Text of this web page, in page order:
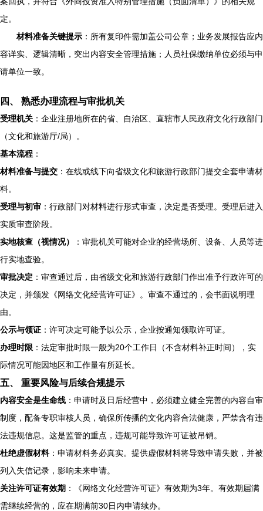
定。
材料准备关键提示 ：所有复印件需加盖公司公章；业务发展报告应内
容详实、逻辑清晰，突出内容安全管理措施；人员社保缴纳单位必须与申
请单位一致。
四、 熟悉办理流程与审批机关
受理机关 ：企业注册地所在的省、自治区、直辖市人民政府文化行政部门
（文化和旅游厅/局）。
基本流程 ：
材料准备与提交 ：在线或线下向省级文化和旅游行政部门提交全套申请材
料。
受理与初审 ：行政部门对材料进行形式审查，决定是否受理。受理后进入
实质审查阶段。
实地核查（视情况）
：审批机关可能对企业的经营场所、设备、人员等进
行实地查验。
审批决定 ：审查通过后，由省级文化和旅游行政部门作出准予行政许可的
决定，并颁发《网络文化经营许可证》。审查不通过的，会书面说明理
由。
公示与领证 ：许可决定可能予以公示，企业按通知领取许可证。
办理时限 ：法定审批时限一般为20个工作日（不含材料补正时间），实
际情况可能因地区和工作量有所延长。
五、 重要风险与后续合规提示
内容安全是生命线 ：申请时及日后经营中，必须建立健全完善的内容自审
制度，配备专职审核人员，确保所传播的文化内容合法健康，严禁含有违
法违规信息。这是监管的重点，违规可能导致许可证被吊销。
杜绝虚假材料：申请材料务必真实。提供虚假材料将导致申请失败，并被
列入失信记录，影响未来申请。
关注许可证有效期 ：《网络文化经营许可证》有效期为3年。有效期届满
需继续经营的，应在期满前30日内申请续办。